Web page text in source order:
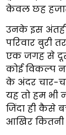
केवल छह हजार
उनके इस
परिवार बुरी
एक जगह से
कोई विकल्प
के अंदर चार-
यह तो हम भी
जिंदा ही कैसे
आखिर कितनी